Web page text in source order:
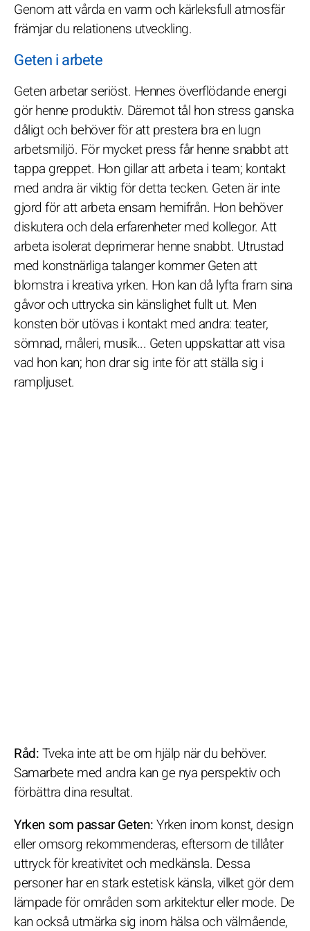
Genom att vårda en varm och kärleksfull atmosfär
främjar du relationens utveckling.
Geten i arbete
Geten arbetar seriöst. Hennes överflödande energi
gör henne produktiv. Däremot tål hon stress ganska
dåligt och behöver för att prestera bra en lugn
arbetsmiljö. För mycket press får henne snabbt att
tappa greppet. Hon gillar att arbeta i team; kontakt
med andra är viktig för detta tecken. Geten är inte
gjord för att arbeta ensam hemifrån. Hon behöver
diskutera och dela erfarenheter med kollegor. Att
arbeta isolerat deprimerar henne snabbt. Utrustad
med konstnärliga talanger kommer Geten att
blomstra i kreativa yrken. Hon kan då lyfta fram sina
gåvor och uttrycka sin känslighet fullt ut. Men
konsten bör utövas i kontakt med andra: teater,
sömnad, måleri, musik... Geten uppskattar att visa
vad hon kan; hon drar sig inte för att ställa sig i
rampljuset.
Råd:Tveka inte att be om hjälp när du behöver.
Samarbete med andra kan ge nya perspektiv och
förbättra dina resultat.
Yrken som passar Geten:Yrken inom konst, design
eller omsorg rekommenderas, eftersom de tillåter
uttryck för kreativitet och medkänsla. Dessa
personer har en stark estetisk känsla, vilket gör dem
lämpade för områden som arkitektur eller mode. De
kan också utmärka sig inom hälsa och välmående,